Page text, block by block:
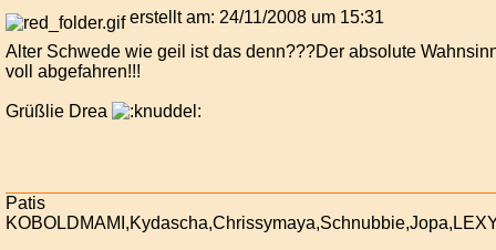
erstellt am: 24/11/2008 um 15:31
Alter Schwede wie geil ist das denn???Der absolute
voll abgefahren!!!
Grüßlie Drea
Patis